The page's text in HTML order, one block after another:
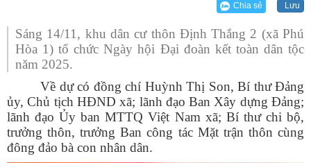
Chia sẻ Lưu
Sáng 14/11, khu dân cư thôn Định Thắng 2 (xã Phú
Hòa 1) tổ chức Ngày hội Đại đoàn kết toàn dân tộc
năm 2025.
Về dự có đồng chí Huỳnh Thị Son, Bí thư Đảng
ủy, Chủ tịch HĐND xã; lãnh đạo Ban Xây dựng Đảng;
lãnh đạo Ủy ban MTTQ Việt Nam xã; Bí thư chi bộ,
trưởng thôn, trưởng Ban công tác Mặt trận thôn cùng
đông đảo bà con nhân dân.